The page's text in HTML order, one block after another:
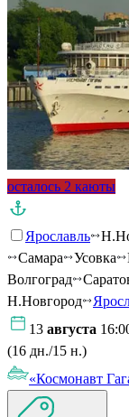
осталось 2 каюты
Ярославль
Самара
Усовка
Волгоград
Н.Новгород
13 августа
(16 дн./15 н.)
«Космонавт